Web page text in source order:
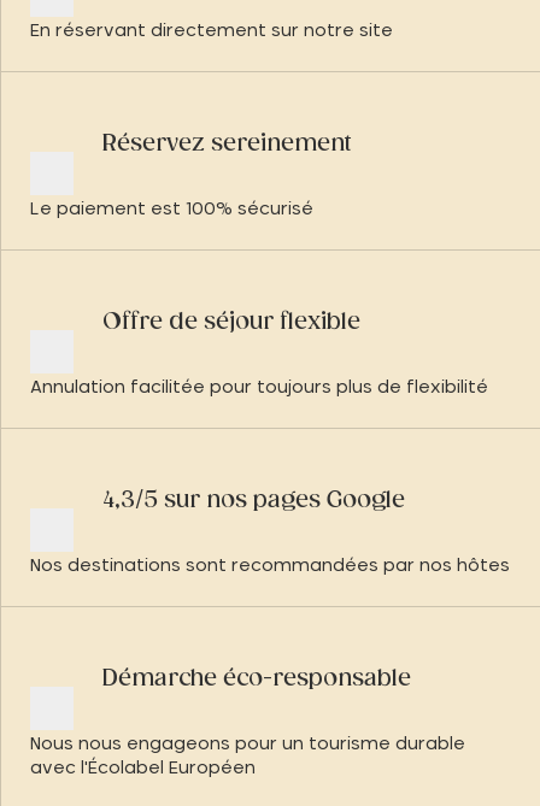
En réservant directement sur notre site
Réservez sereinement
Le paiement est 100% sécurisé
Offre de séjour flexible
Annulation facilitée pour toujours plus de flexibilité
4,3/5 sur nos pages Google
Nos destinations sont recommandées par nos hôtes
Démarche éco-responsable
Nous nous engageons pour un tourisme durable
avec l'Écolabel Européen